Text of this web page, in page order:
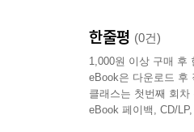
한줄평 (0건)
1,000원 이상 구매 후
eBook은 다운로드 후
클래스는 첫번째 회
eBook 페이백, CD/